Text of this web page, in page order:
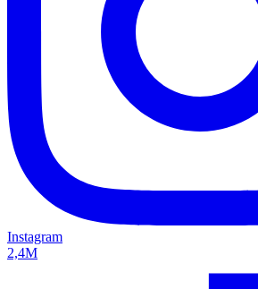
Instagram
2,4M